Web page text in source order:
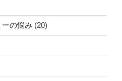
の悩み (20)